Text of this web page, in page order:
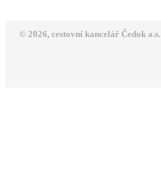
© 2026, cestovní kancelář Čedok a.s.